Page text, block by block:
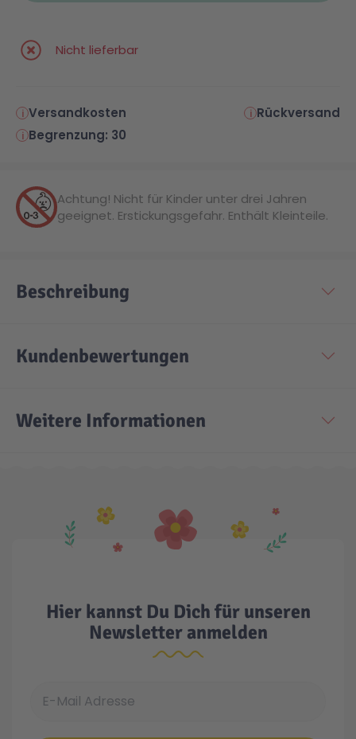
Malen & Zeichnen
Marvel™ Super Heroes
Minifiguren
NINJAGO®
Star Wars™
Super Mario
LEGO® Blumen
Knights
Sports Action
VW
Aktion
Cars
Nicht lieferbar
Versandkosten
Rückversand
Begrenzung: 30
Achtung! Nicht für Kinder unter drei Jahren
geeignet. Erstickungsgefahr. Enthält Kleinteile.
Beschreibung
Kundenbewertungen
Weitere Informationen
Hier kannst Du Dich für unseren
Newsletter anmelden